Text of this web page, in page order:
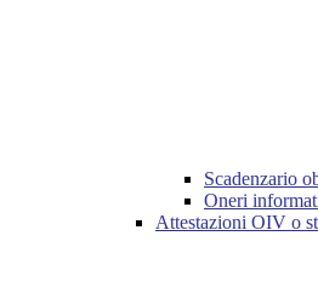
Scadenzario
Oneri
Attestazioni OIV o